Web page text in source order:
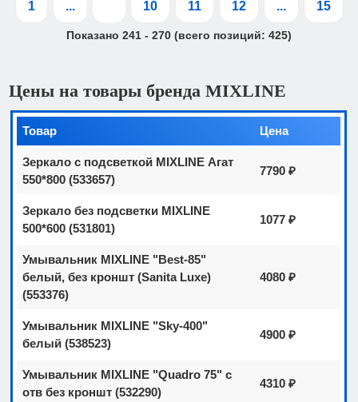
1 ... 10 11 12 ... 15
Показано 241 - 270 (всего позиций: 425)
Цены на товары бренда MIXLINE
Товар Цена
Зеркало с подсветкой MIXLINE Агат
550*800 (533657)
7790 ₽
Зеркало без подсветки MIXLINE
500*600 (531801)
1077 ₽
Умывальник MIXLINE "Best-85"
белый, без кроншт (Sanita Luxe)
(553376)
4080 ₽
Умывальник MIXLINE "Sky-400"
белый (538523)
4900 ₽
Умывальник MIXLINE "Quadro 75" с
отв без кроншт (532290)
4310 ₽